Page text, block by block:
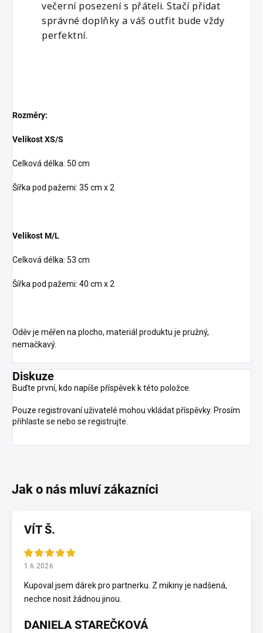
večerní posezení s přáteli. Stačí přidat
správné doplňky a váš outfit bude vždy
perfektní.
Rozměry:
Velikost XS/S
Celková délka: 50 cm
Šířka pod pažemi: 35 cm x 2
Velikost M/L
Celková délka: 53 cm
Šířka pod pažemi: 40 cm x 2
Oděv je měřen na plocho, materiál produktu je pružný,
nemačkavý.
Diskuze
Buďte první, kdo napíše příspěvek k této položce.
Pouze registrovaní uživatelé mohou vkládat příspěvky. Prosím
přihlaste se nebo se registrujte.
VÍT Š.
1.6.2026
Kupoval jsem dárek pro partnerku. Z mikiny je nadšená,
nechce nosit žádnou jinou.
DANIELA STAREČKOVÁ